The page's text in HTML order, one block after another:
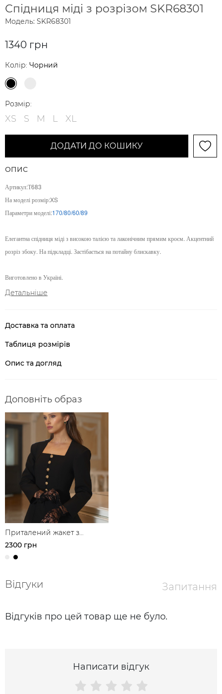
Спідниця міді з розрізом SKR68301
Модель: SKR68301
1340 грн
Колір: Чорний
Розмір:
XS S M L XL
ДОДАТИ ДО КОШИКУ
ОПИС
Артикул:Т683
На моделі розмір:XS
Параметри моделі:170/80/60/89
Елегантна спідниця міді з високою талією та лаконічним прямим кроєм. Акцентний
розріз збоку. На підкладці. Застібається на потайну блискавку.
Виготовлено в Україні.
Детальніше
Доставка та оплата
Таблиця розмірів
Опис та догляд
Доповніть образ
Приталений жакет з
акцентними ґудзиками
2300 грн
Відгуки Запитання
Відгуків про цей товар ще не було.
Написати відгук